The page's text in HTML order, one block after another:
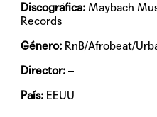
Discográfica: Maybach
Records
Género: RnB/Afrobeat/
Director: –
País: EEUU